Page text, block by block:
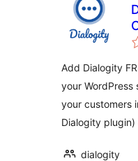
Add Dialogity
your WordPress
your customers
Dialogity
dialogity